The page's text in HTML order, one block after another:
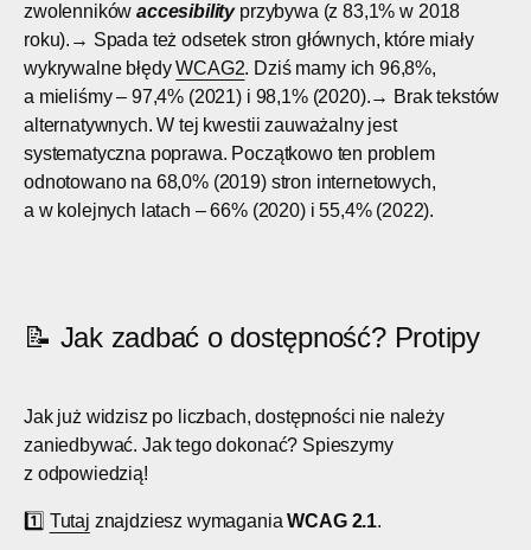
zwolennikówaccesibilityprzybywa (z 83,1% w 2018
roku).→ Spada też odsetek stron głównych, które miały
wykrywalne błędyWCAG2. Dziś mamy ich 96,8%,
a mieliśmy – 97,4% (2021) i 98,1% (2020).→ Brak tekstów
alternatywnych. W tej kwestii zauważalny jest
systematyczna poprawa. Początkowo ten problem
odnotowano na 68,0% (2019) stron internetowych,
a w kolejnych latach – 66% (2020) i 55,4% (2022).
📝 Jak zadbać o dostępność? Protipy
Jak już widzisz po liczbach, dostępności nie należy
zaniedbywać. Jak tego dokonać? Spieszymy
z odpowiedzią!
1️⃣ Tutaj znajdziesz wymaganiaWCAG 2.1.